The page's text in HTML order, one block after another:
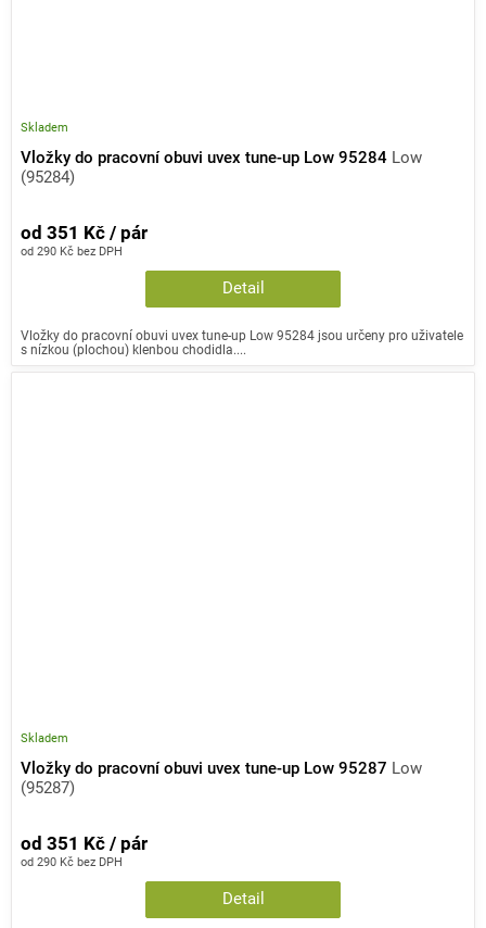
Vložky do pracovní obuvi uvex tune-up Low 95284 Low
(95284)
Skladem
od 290 Kč bez DPH
od 351 Kč / pár
Detail
Vložky do pracovní obuvi uvex tune-up Low 95284 jsou určeny pro uživatele
s nízkou (plochou) klenbou chodidla....
Vložky do pracovní obuvi uvex tune-up Low 95287 Low
(95287)
Skladem
od 290 Kč bez DPH
od 351 Kč / pár
Detail